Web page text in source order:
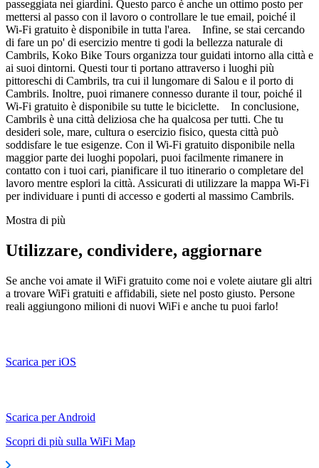
passeggiata nei giardini. Questo parco è anche un ottimo posto per
mettersi al passo con il lavoro o controllare le tue email, poiché il
Wi-Fi gratuito è disponibile in tutta l'area. Infine, se stai cercando
di fare un po' di esercizio mentre ti godi la bellezza naturale di
Cambrils, Koko Bike Tours organizza tour guidati intorno alla città e
ai suoi dintorni. Questi tour ti portano attraverso i luoghi più
pittoreschi di Cambrils, tra cui il lungomare di Salou e il porto di
Cambrils. Inoltre, puoi rimanere connesso durante il tour, poiché il
Wi-Fi gratuito è disponibile su tutte le biciclette. In conclusione,
Cambrils è una città deliziosa che ha qualcosa per tutti. Che tu
desideri sole, mare, cultura o esercizio fisico, questa città può
soddisfare le tue esigenze. Con il Wi-Fi gratuito disponibile nella
maggior parte dei luoghi popolari, puoi facilmente rimanere in
contatto con i tuoi cari, pianificare il tuo itinerario o completare del
lavoro mentre esplori la città. Assicurati di utilizzare la mappa Wi-Fi
per individuare i punti di accesso e goderti al massimo Cambrils.
Mostra di più
Utilizzare, condividere, aggiornare
Se anche voi amate il WiFi gratuito come noi e volete aiutare gli altri
a trovare WiFi gratuiti e affidabili, siete nel posto giusto. Persone
reali aggiungono milioni di nuovi WiFi e anche tu puoi farlo!
Scarica per iOS
Scarica per Android
Scopri di più sulla WiFi Map